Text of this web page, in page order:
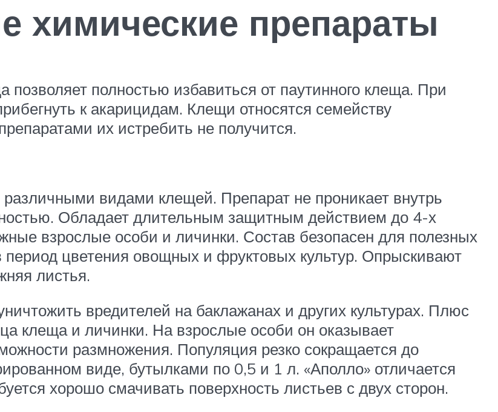
химические препараты
позволяет полностью избавиться от паутинного клеща. При
к акарицидам. Клещи относятся семейству
их истребить не получится.
видами клещей. Препарат не проникает внутрь
Обладает длительным защитным действием до 4-х
взрослые особи и личинки. Состав безопасен для полезных
период цветения овощных и фруктовых культур. Опрыскивают
листья.
вредителей на баклажанах и других культурах. Плюс
клеща и личинки. На взрослые особи он оказывает
размножения. Популяция резко сокращается до
виде, бутылками по 0,5 и 1 л. «Аполло» отличается
хорошо смачивать поверхность листьев с двух сторон.